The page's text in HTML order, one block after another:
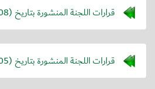
قرارات اللجنة المنشورة بتاريخ (
قرارات اللجنة المنشورة بتاريخ (